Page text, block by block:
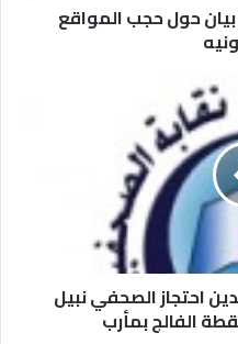
حول حجب المواقع
احتجاز الصحفي نبيل
الفالج بمأرب